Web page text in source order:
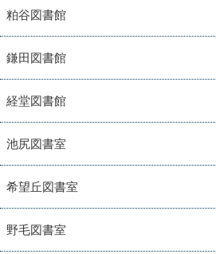
粕谷図書館
鎌田図書館
経堂図書館
池尻図書室
希望丘図書室
野毛図書室